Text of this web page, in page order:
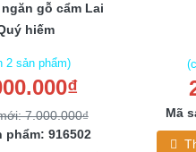
gỗ cẩm Lai
hiếm
2 sản phẩm)
7.000.000₫
phẩm: 916502
Mã